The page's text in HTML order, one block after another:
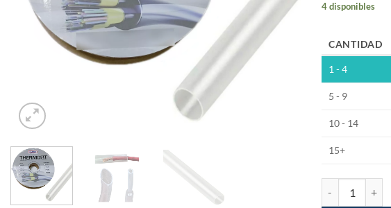
4 disponibles
CANTIDAD
1 - 4
5 - 9
10 - 14
15+